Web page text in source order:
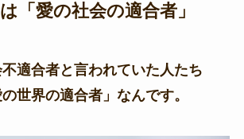
「愛の社会の適合者」
適合者と言われていた人たち
世界の適合者」なんです。